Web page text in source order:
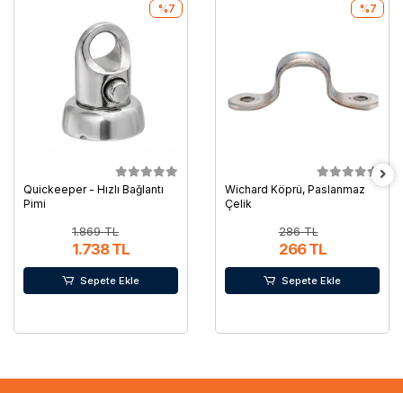
Quickeeper - Hızlı Bağlantı
Pimi
1.869 TL
1.738 TL
%7
Sepete Ekle
Wichard Köprü, Paslanmaz
Çelik
286 TL
266 TL
%7
Sepete Ekle